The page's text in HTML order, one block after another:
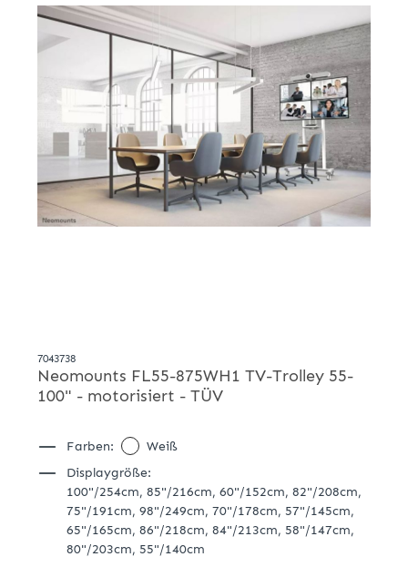
7043738
Neomounts FL55-875WH1 TV-Trolley 55-
100" - motorisiert - TÜV
Farben:
Weiß
Displaygröße:
100"/254cm, 85"/216cm, 60"/152cm, 82"/208cm,
75"/191cm, 98"/249cm, 70"/178cm, 57"/145cm,
65"/165cm, 86"/218cm, 84"/213cm, 58"/147cm,
80"/203cm, 55"/140cm